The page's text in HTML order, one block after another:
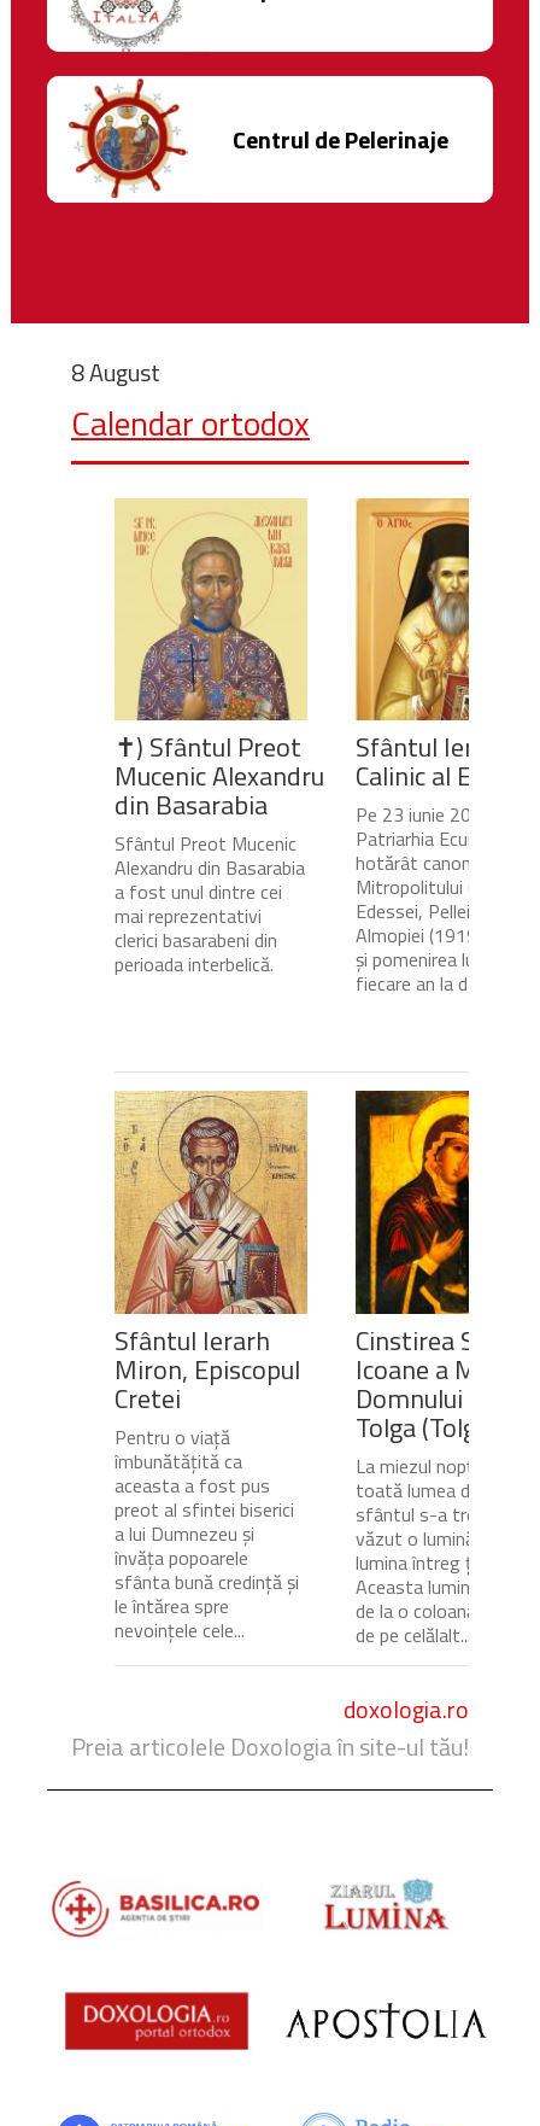
Centrul de Pelerinaje
8 August
Calendar ortodox
✝) Sfântul Preot
Mucenic Alexandru
din Basarabia
Sfântul Preot Mucenic
Alexandru din Basarabia
a fost unul dintre cei
mai reprezentativi
clerici basarabeni din
perioada interbelică.
Sfântul Ierarh
Calinic al
Pe 23 iunie 2020,
Patriarhia Ecumenică a
hotărât canonizarea
Mitropolitului Calinic al
Edessei, Pellei și
Almopiei (1919-1984)
și pomenirea lui în
fiecare an la data de...
Sfântul Ierarh
Miron, Episcopul
Cretei
Pentru o viață
îmbunătățită ca
aceasta a fost pus
preot al sfintei biserici
a lui Dumnezeu și
învăța popoarele
sfânta bună credință și
le întărea spre
nevoințele cele...
Cinstirea Sfintei
Icoane a Maicii
Domnului de pe
Tolga (Tolgska)
La miezul nopții, când
toată lumea dormea,
sfântul s-a trezit și a
văzut o lumină care
lumina întreg ținutul.
Aceasta lumină venea
de la o coloană de foc
de pe celălalt...
doxologia.ro
Preia articolele Doxologia în site-ul tău!